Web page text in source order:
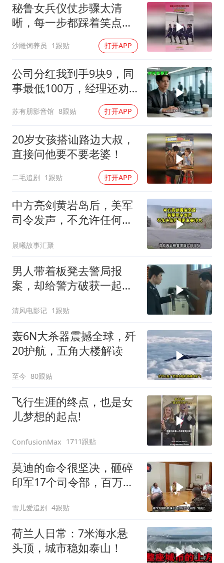
秘鲁女兵仪仗步骤太清
晰，每一步都踩着笑点，
沙雕饲养员 1跟贴 打开APP
公司分红我到手9块9，同
事最低100万，经理还劝
我续签，我笑了：不签了
苏有朋影音馆 8跟贴 打开APP
20岁女孩搭讪路边大叔，
直接问他要不要老婆！
二毛追剧 1跟贴 打开APP
中方亮剑黄岩岛后，美军
司令发声，不允许任何国
晨曦故事汇聚
男人带着板凳去警局报
案，却给警方破获一起强
清风电影记 1跟贴
轰6N大杀器震撼全球，歼
20护航，五角大楼解读
至今 80跟贴
飞行生涯的终点，也是女
儿梦想的起点!
ConfusionMax 1711跟贴
莫迪的命令很坚决，砸碎
印军17个司令部，百万印
雪儿爱追剧 4跟贴
荷兰人日常：7米海水悬
头顶，城市稳如泰山！